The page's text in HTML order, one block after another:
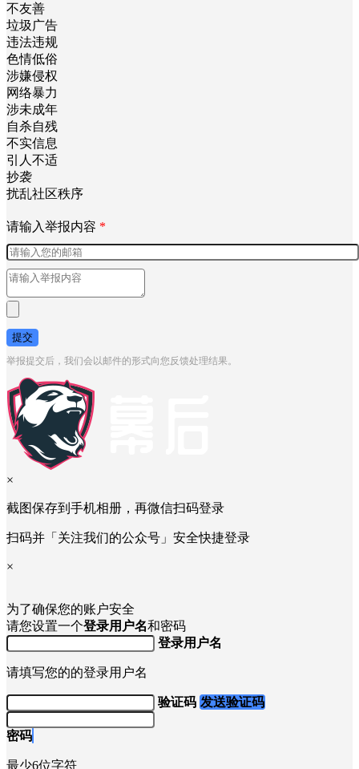
不友善
垃圾广告
违法违规
色情低俗
涉嫌侵权
网络暴力
涉未成年
自杀自残
不实信息
引人不适
抄袭
扰乱社区秩序
请输入举报内容 *
提交
举报提交后，我们会以邮件的形式向您反馈处理结果。
×
截图保存到手机相册，再微信扫码登录
扫码并「关注我们的公众号」安全快捷登录
×
为了确保您的账户安全
请您设置一个登录用户名和密码
登录用户名
请填写您的的登录用户名
验证码 发送验证码
密码
最少6位字符